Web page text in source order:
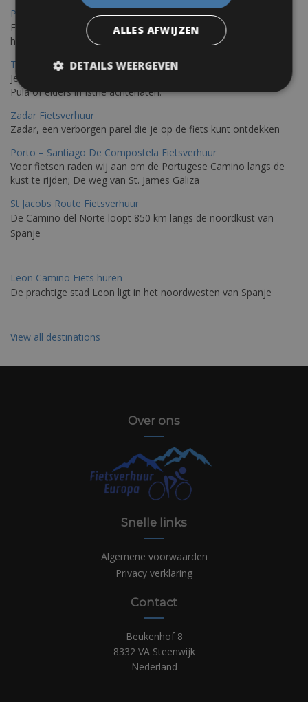
Pula Fietsverhuur
Fietsen langs de Istrische kust is de ideale fietstocht voor wie
houdt van de Mediterrane zon.
Trieste-Pula Fietsverhuur
Je kunt een fiets huren met levering in Triëst en de fiets later in
Pula of elders in Istrië achterlaten.
Zadar Fietsverhuur
Zadar, een verborgen parel die je op de fiets kunt ontdekken
Porto – Santiago De Compostela Fietsverhuur
Voor fietsen raden wij aan om de Portugese Camino langs de
kust te rijden; De weg van St. James Galiza
St Jacobs Route Fietsverhuur
De Camino del Norte loopt 850 km langs de noordkust van
Spanje
Leon Camino Fiets huren
De prachtige stad Leon ligt in het noordwesten van Spanje
View all destinations
Over ons
Snelle links
Algemene voorwaarden
Privacy verklaring
Contact
Beukenhof 8
8332 VA Steenwijk
Nederland
ALLES AFWIJZEN
DETAILS WEERGEVEN